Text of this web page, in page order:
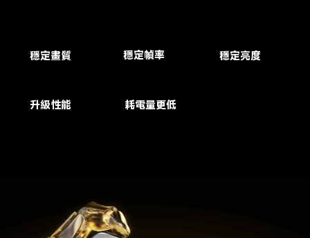
穩定畫質 穩定幀率 穩定亮度
升級性能 耗電量更低